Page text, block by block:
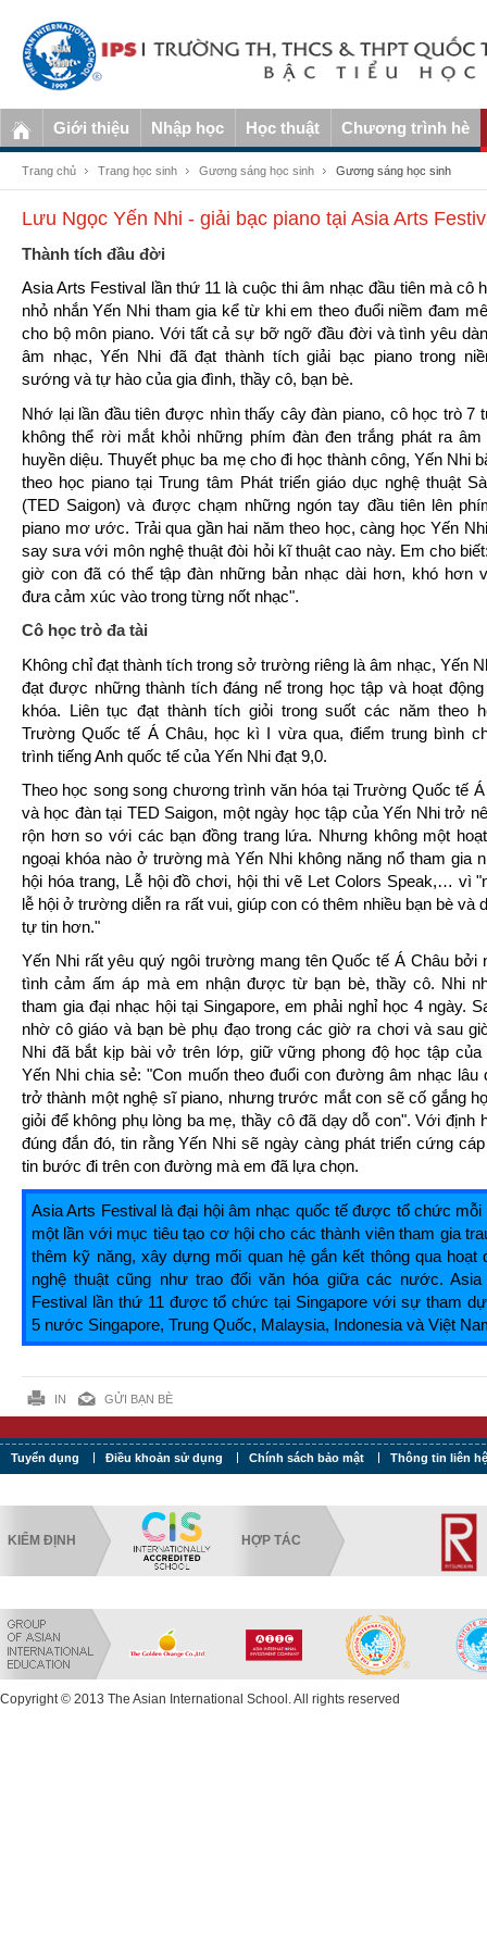
Giới thiệu Nhập học Học thuật Chương trình hè
Trang chủ Trang học sinh Gương sáng học sinh Gương sáng học sinh
Lưu Ngọc Yến Nhi - giải bạc piano tại Asia Arts
Thành tích đầu đời
Asia Arts Festival lần thứ 11 là cuộc thi âm nhạc đầu tiên mà cô
nhỏ nhắn Yến Nhi tham gia kể từ khi em theo đuổi niềm đam
cho bộ môn piano. Với tất cả sự bỡ ngỡ đầu đời và tình yêu
âm nhạc, Yến Nhi đã đạt thành tích giải bạc piano trong
sướng và tự hào của gia đình, thầy cô, bạn bè.
Nhớ lại lần đầu tiên được nhìn thấy cây đàn piano, cô học trò 7
không thể rời mắt khỏi những phím đàn đen trắng phát ra âm
huyền diệu. Thuyết phục ba mẹ cho đi học thành công, Yến Nhi
theo học piano tại Trung tâm Phát triển giáo dục nghệ thuật
(TED Saigon) và được chạm những ngón tay đầu tiên lên
piano mơ ước. Trải qua gần hai năm theo học, càng học Yến
say sưa với môn nghệ thuật đòi hỏi kĩ thuật cao này. Em cho
giờ con đã có thể tập đàn những bản nhạc dài hơn, khó hơn
đưa cảm xúc vào trong từng nốt nhạc".
Cô học trò đa tài
Không chỉ đạt thành tích trong sở trường riêng là âm nhạc, Yến
đạt được những thành tích đáng nể trong học tập và hoạt động
khóa. Liên tục đạt thành tích giỏi trong suốt các năm theo
Trường Quốc tế Á Châu, học kì I vừa qua, điểm trung bình
trình tiếng Anh quốc tế của Yến Nhi đạt 9,0.
Theo học song song chương trình văn hóa tại Trường Quốc tế
và học đàn tại TED Saigon, một ngày học tập của Yến Nhi trở
rộn hơn so với các bạn đồng trang lứa. Nhưng không một
ngoại khóa nào ở trường mà Yến Nhi không năng nổ tham gia
hội hóa trang, Lễ hội đồ chơi, hội thi vẽ Let Colors Speak,… vì
lễ hội ở trường diễn ra rất vui, giúp con có thêm nhiều bạn bè và
tự tin hơn."
Yến Nhi rất yêu quý ngôi trường mang tên Quốc tế Á Châu bởi
tình cảm ấm áp mà em nhận được từ bạn bè, thầy cô. Nhi
tham gia đại nhạc hội tại Singapore, em phải nghỉ học 4 ngày.
nhờ cô giáo và bạn bè phụ đạo trong các giờ ra chơi và sau
Nhi đã bắt kịp bài vở trên lớp, giữ vững phong độ học tập của
Yến Nhi chia sẻ: "Con muốn theo đuổi con đường âm nhạc lâu
trở thành một nghệ sĩ piano, nhưng trước mắt con sẽ cố gắng
giỏi để không phụ lòng ba mẹ, thầy cô đã dạy dỗ con". Với định
đúng đắn đó, tin rằng Yến Nhi sẽ ngày càng phát triển cứng
tin bước đi trên con đường mà em đã lựa chọn.
Asia Arts Festival là đại hội âm nhạc quốc tế được tổ chức mỗi
một lần với mục tiêu tạo cơ hội cho các thành viên tham gia
thêm kỹ năng, xây dựng mối quan hệ gắn kết thông qua hoạt
nghệ thuật cũng như trao đổi văn hóa giữa các nước. Asia
Festival lần thứ 11 được tổ chức tại Singapore với sự tham
5 nước Singapore, Trung Quốc, Malaysia, Indonesia và Việt
IN GỬI BẠN BÈ
Tuyển dụng Điều khoản sử dụng Chính sách bảo mật Thông tin liên hệ
KIỂM ĐỊNH HỢP TÁC
Copyright © 2013 The Asian International School. All rights reserved